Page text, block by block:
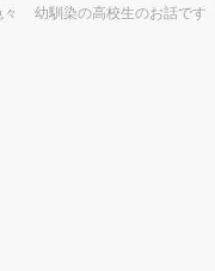
幼馴染の高校生のお話です